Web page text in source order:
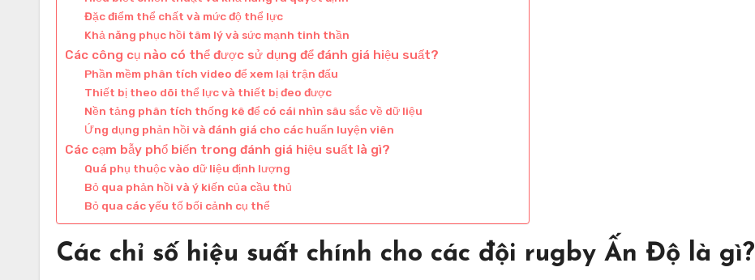
Đặc điểm thể chất và mức độ thể lực
Khả năng phục hồi tâm lý và sức mạnh tinh thần
Các công cụ nào có thể được sử dụng để đánh giá hiệu suất?
Phần mềm phân tích video để xem lại trận đấu
Thiết bị theo dõi thể lực và thiết bị đeo được
Nền tảng phân tích thống kê để có cái nhìn sâu sắc về dữ liệu
Ứng dụng phản hồi và đánh giá cho các huấn luyện viên
Các cạm bẫy phổ biến trong đánh giá hiệu suất là gì?
Quá phụ thuộc vào dữ liệu định lượng
Bỏ qua phản hồi và ý kiến của cầu thủ
Bỏ qua các yếu tố bối cảnh cụ thể
Các chỉ số hiệu suất chính cho các đội rugby Ấn Độ là gì?